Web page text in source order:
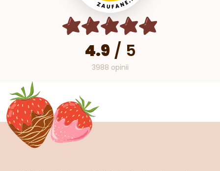
4.9 / 5
3988 opinii